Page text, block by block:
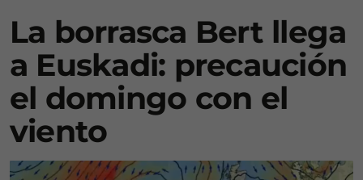
La borrasca Bert llega
a Euskadi: precaución
el domingo con el
viento